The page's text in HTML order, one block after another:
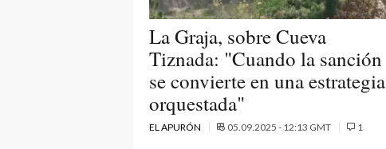
La Graja, sobre Cueva
Tiznada: "Cuando la sanción
se convierte en una estrategia
orquestada"
EL APURÓN 05.09.2025 - 12:13 GMT 1